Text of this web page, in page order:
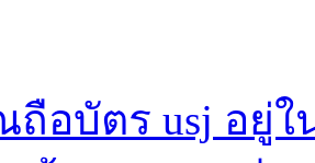
ถือบัตร usj อยู่ใ